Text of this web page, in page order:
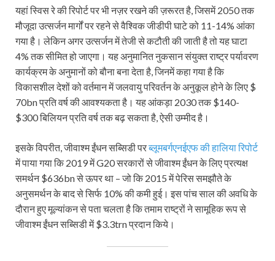
यहां स्विस रे की रिपोर्ट पर भी नज़र रखने की ज़रूरत है, जिसमें 2050 तक
मौजूदा उत्सर्जन मार्गों पर रहने से वैश्विक जीडीपी घाटे को 11-14% आंका
गया है। लेकिन अगर उत्सर्जन में तेजी से कटौती की जाती है तो यह घाटा
4% तक सीमित हो जाएगा। यह अनुमानित नुकसान संयुक्त राष्ट्र पर्यावरण
कार्यक्रम के अनुमानों को बौना बना देता है, जिनमें कहा गया है कि
विकासशील देशों को वर्तमान में जलवायु परिवर्तन के अनुकूल होने के लिए $
70bn प्रति वर्ष की आवश्यकता है। यह आंकड़ा 2030 तक $140-
$300 बिलियन प्रति वर्ष तक बढ़ सकता है, ऐसी उम्मीद है।
इसके विपरीत, जीवाश्म ईंधन सब्सिडी परब्लूमबर्गएनईएफ की हालिया रिपोर्ट
में पाया गया कि 2019 में G20 सरकारों से जीवाश्म ईंधन के लिए प्रत्यक्ष
समर्थन $636bn से ऊपर था – जो कि 2015 में पेरिस समझौते के
अनुसमर्थन के बाद से सिर्फ 10% की कमी हुई। इस पांच साल की अवधि के
दौरान हुए मूल्यांकन से पता चलता है कि तमाम राष्ट्रों ने सामूहिक रूप से
जीवाश्म ईंधन सब्सिडी में $3.3trn प्रदान किये।